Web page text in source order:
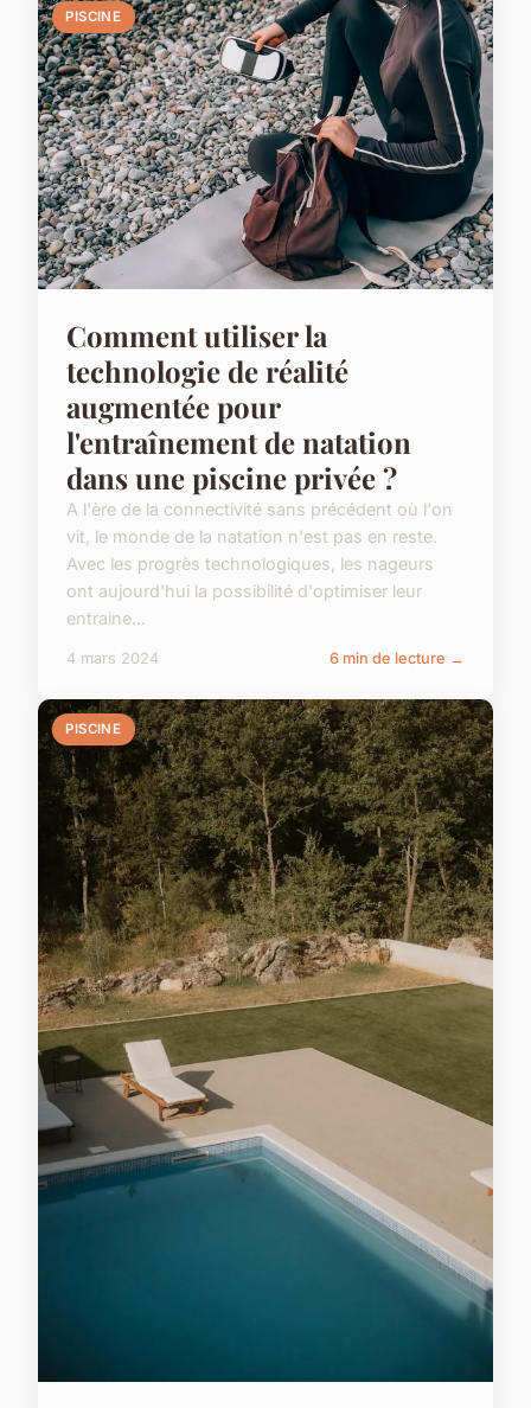
PISCINE
Comment utiliser la
technologie de réalité
augmentée pour
l'entraînement de natation
dans une piscine privée ?
A l'ère de la connectivité sans précédent où l'on
vit, le monde de la natation n'est pas en reste.
Avec les progrès technologiques, les nageurs
ont aujourd'hui la possibilité d'optimiser leur
entraine...
4 mars 2024 6 min de lecture →
PISCINE